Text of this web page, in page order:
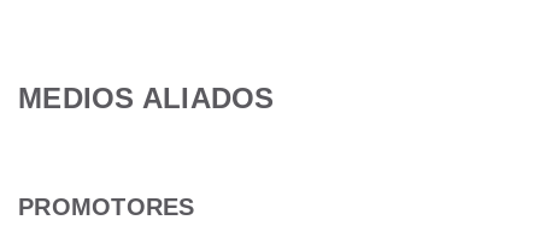
MEDIOS ALIADOS
PROMOTORES